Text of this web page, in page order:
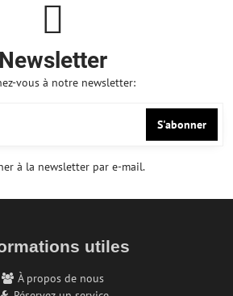
Newsletter
vous à notre newsletter:
S'abonner
à la newsletter par e-mail.
utiles
À propos de nous